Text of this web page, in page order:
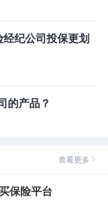
纪公司投保更划
的产品？
查看更多
保险平台